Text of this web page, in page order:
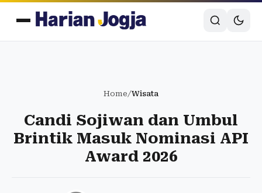
Home/Wisata
Candi Sojiwan dan Umbul
Brintik Masuk Nominasi API
Award 2026